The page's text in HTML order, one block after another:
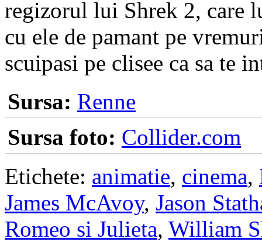
regizorul lui Shrek 2, care
cu ele de pamant pe
scuipasi pe clisee ca sa te
Sursa: Renne
Sursa foto: Collider.com
Etichete: animatie, cinema,
James McAvoy, Jason
Romeo si Julieta, William